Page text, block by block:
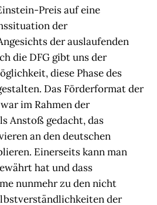
Preis auf eine
der
der auslaufenden
die DFG gibt uns der
diese Phase des
Das Förderformat der
im Rahmen der
Anstoß gedacht, das
an den deutschen
Einerseits kann man
hat und dass
nunmehr zu den nicht
der